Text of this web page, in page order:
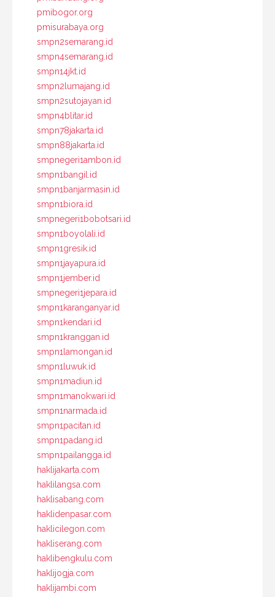
pmibogor.org
pmisurabaya.org
smpn2semarang.id
smpn4semarang.id
smpn14jkt.id
smpn2lumajang.id
smpn2sutojayan.id
smpn4blitar.id
smpn78jakarta.id
smpn88jakarta.id
smpnegeri1ambon.id
smpn1bangil.id
smpn1banjarmasin.id
smpn1biora.id
smpnegeri1bobotsari.id
smpn1boyolali.id
smpn1gresik.id
smpn1jayapura.id
smpn1jember.id
smpnegeri1jepara.id
smpn1karanganyar.id
smpn1kendari.id
smpn1kranggan.id
smpn1lamongan.id
smpn1luwuk.id
smpn1madiun.id
smpn1manokwari.id
smpn1narmada.id
smpn1pacitan.id
smpn1padang.id
smpn1pailangga.id
haklijakarta.com
haklilangsa.com
haklisabang.com
haklidenpasar.com
haklicilegon.com
hakliserang.com
haklibengkulu.com
haklijogja.com
haklijambi.com